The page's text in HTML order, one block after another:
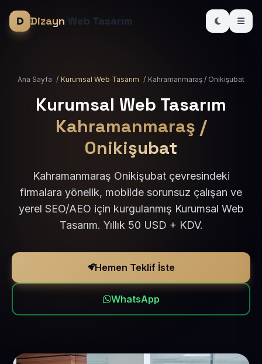
Dizayn Web Tasarım
Ana Sayfa / Kurumsal Web Tasarım / Kahramanmaraş / Onikişubat
Kurumsal Web Tasarım
Kahramanmaraş /
Onikişubat
Kahramanmaraş Onikişubat çevresindeki
firmalara yönelik, mobilde sorunsuz çalışan ve
yerel SEO/AEO için kurgulanmış Kurumsal Web
Tasarım. Yıllık 50 USD + KDV.
Hemen Teklif İste
WhatsApp